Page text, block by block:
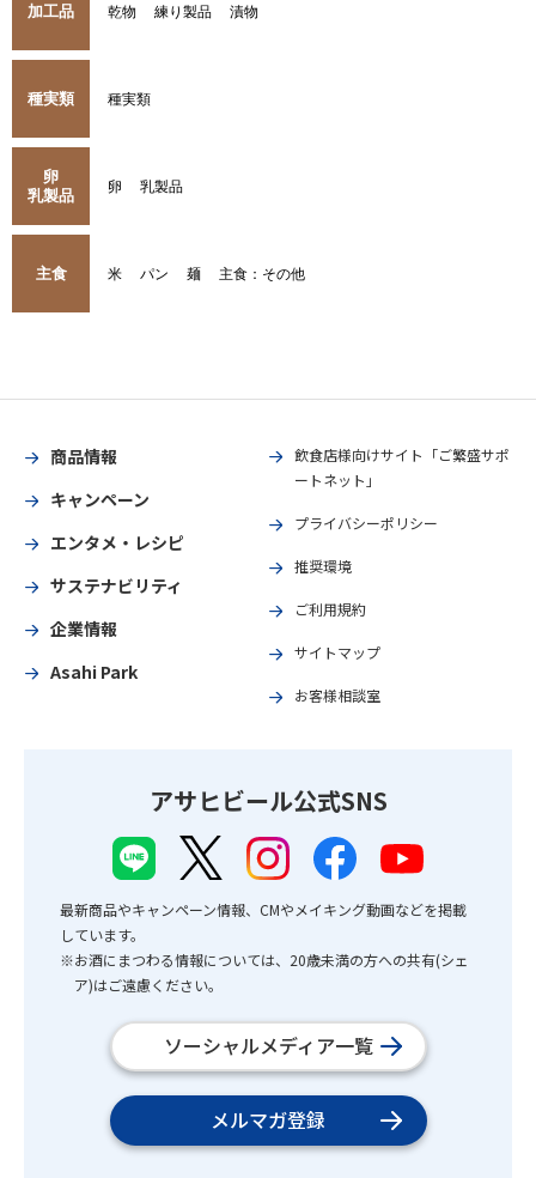
加工品 乾物 練り製品 漬物
種実類 種実類
卵
乳製品
卵 乳製品
主食 米 パン 麺 主食：その他
商品情報
キャンペーン
エンタメ・レシピ
サステナビリティ
企業情報
Asahi Park
飲食店様向けサイト「ご繁盛サポ
ートネット」
プライバシーポリシー
推奨環境
ご利用規約
サイトマップ
お客様相談室
アサヒビール公式SNS
最新商品やキャンペーン情報、CMやメイキング動画などを掲載
しています。
※お酒にまつわる情報については、20歳未満の方への共有(シェ
ア)はご遠慮ください。
ソーシャルメディア一覧
メルマガ登録